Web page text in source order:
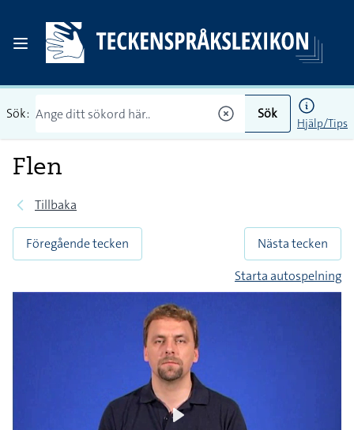
Sök: Sök
Hjälp/Tips
Flen
Tillbaka
Föregående tecken
Nästa tecken
Starta autospelning